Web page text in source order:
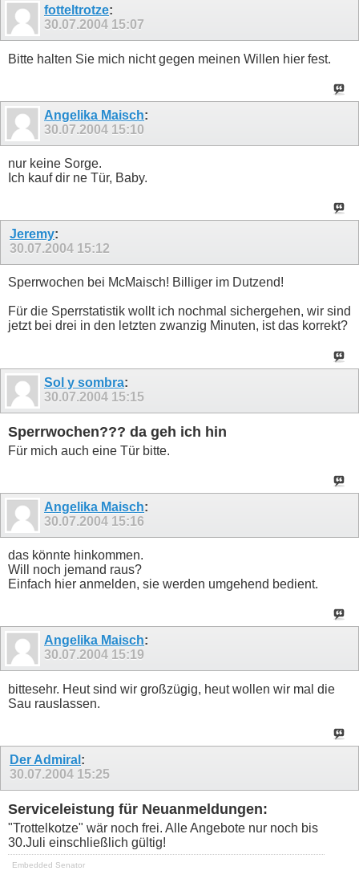
fotteltrotze:
30.07.2004 15:07
Bitte halten Sie mich nicht gegen meinen Willen hier fest.
Angelika Maisch:
30.07.2004 15:10
nur keine Sorge.
Ich kauf dir ne Tür, Baby.
Jeremy:
30.07.2004 15:12
Sperrwochen bei McMaisch! Billiger im Dutzend!
Für die Sperrstatistik wollt ich nochmal sichergehen, wir sind
jetzt bei drei in den letzten zwanzig Minuten, ist das korrekt?
Sol y sombra:
30.07.2004 15:15
Sperrwochen??? da geh ich hin
Für mich auch eine Tür bitte.
Angelika Maisch:
30.07.2004 15:16
das könnte hinkommen.
Will noch jemand raus?
Einfach hier anmelden, sie werden umgehend bedient.
Angelika Maisch:
30.07.2004 15:19
bittesehr. Heut sind wir großzügig, heut wollen wir mal die
Sau rauslassen.
Der Admiral :
30.07.2004 15:25
Serviceleistung für Neuanmeldungen:
"Trottelkotze" wär noch frei. Alle Angebote nur noch bis
30.Juli einschließlich gültig!
Embedded Senator